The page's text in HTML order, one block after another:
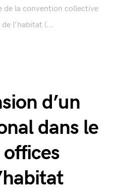
de la convention collective
l’habitat (...
d’un
dans le